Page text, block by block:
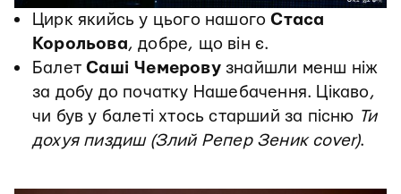
Цирк якийсь у цього нашогоСтаса
Корольова, добре, що він є.
БалетСаші Чемеровузнайшли менш ніж
за добу до початку Нашебачення. Цікаво,
чи був у балеті хтось старший за пісню Ти
дохуя пиздиш (Злий Репер Зеник cover).